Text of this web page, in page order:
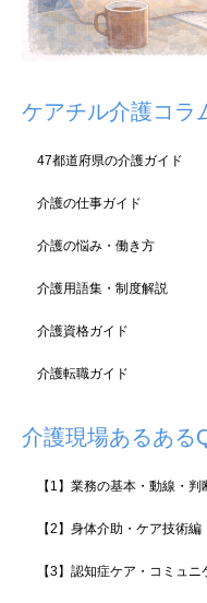
ケアチル介護コラ
47都道府県の介護ガイド
介護の仕事ガイド
介護の悩み・働き方
介護用語集・制度解説
介護資格ガイド
介護転職ガイド
介護現場あるある
【1】業務の基本・動線・判
【2】身体介助・ケア技術編
【3】認知症ケア・コミュ